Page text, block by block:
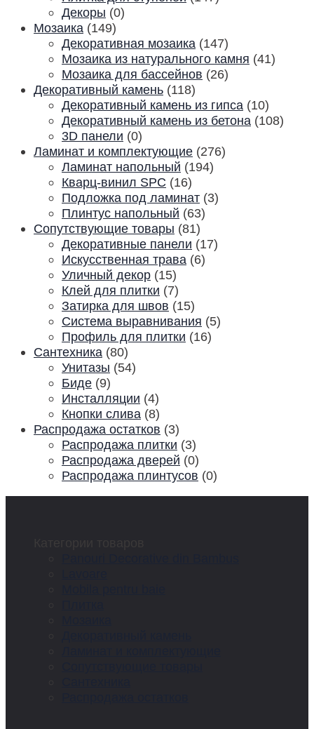
Декоры (0)
Мозаика (149)
Декоративная мозаика (147)
Мозаика из натурального камня (41)
Мозаика для бассейнов (26)
Декоративный камень (118)
Декоративный камень из гипса (10)
Декоративный камень из бетона (108)
3D панели (0)
Ламинат и комплектующие (276)
Ламинат напольный (194)
Кварц-винил SPC (16)
Подложка под ламинат (3)
Плинтус напольный (63)
Сопутствующие товары (81)
Декоративные панели (17)
Искусственная трава (6)
Уличный декор (15)
Клей для плитки (7)
Затирка для швов (15)
Система выравнивания (5)
Профиль для плитки (16)
Сантехника (80)
Унитазы (54)
Биде (9)
Инсталляции (4)
Кнопки слива (8)
Распродажа остатков (3)
Распродажа плитки (3)
Распродажа дверей (0)
Распродажа плинтусов (0)